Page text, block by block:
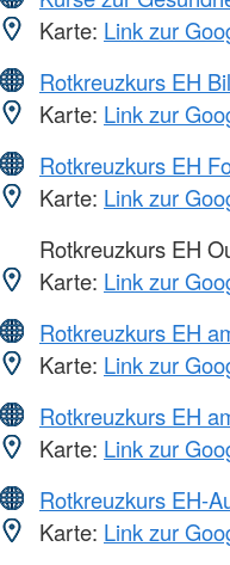
Karte: Link zur
Rotkreuzkurs EH
Karte: Link zur
Rotkreuzkurs EH
Karte: Link zur
Rotkreuzkurs EH
Karte: Link zur
Rotkreuzkurs EH
Karte: Link zur
Rotkreuzkurs EH
Karte: Link zur
Rotkreuzkurs EH-
Karte: Link zur